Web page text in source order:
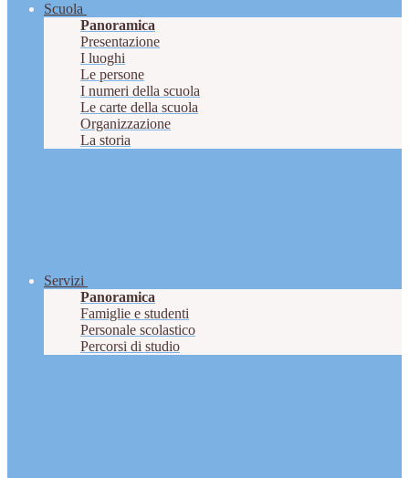
Scuola
Panoramica
Presentazione
I luoghi
Le persone
I numeri della scuola
Le carte della scuola
Organizzazione
La storia
Servizi
Panoramica
Famiglie e studenti
Personale scolastico
Percorsi di studio